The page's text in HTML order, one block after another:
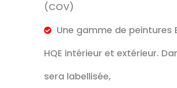
(COV)
Une gamme de peintures
HQE intérieur et extérieur.
sera labellisée,